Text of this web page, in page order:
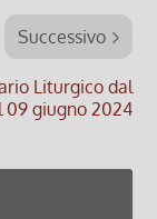
Successivo
Liturgico dal
09 giugno 2024